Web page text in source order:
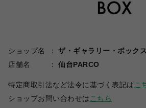
ショップ名
ザ・ギャラリー・ボックス
店舗名
仙台PARCO
特定商取引法など法令に基づく表記は こ
ショップお問い合わせは こちら